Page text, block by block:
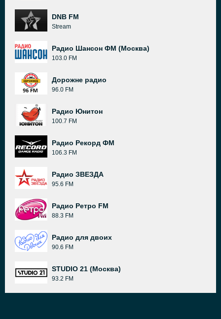
DNB FM
Stream
Радио Шансон ФМ (Москва)
103.0 FM
Дорожне радио
96.0 FM
Радио Юнитон
100.7 FM
Радио Рекорд ФМ
106.3 FM
Радио ЗВЕЗДА
95.6 FM
Радио Ретро FM
88.3 FM
Радио для двоих
90.6 FM
STUDIO 21 (Москва)
93.2 FM